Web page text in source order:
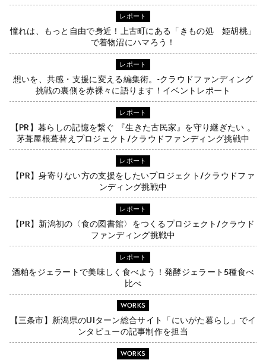
レポート
憧れは、もっと自由で身近！上古町にある「きもの処 姫胡桃」
で着物沼にハマろう！
レポート
想いを、共感・支援に変える編集術。-クラウドファンディング
挑戦の裏側を赤裸々に語ります！イベントレポート
レポート
【PR】暮らしの記憶を繋ぐ 『生きた古民家』を守り継ぎたい 。
茅葺屋根葺替えプロジェクト/クラウドファンディング挑戦中
レポート
【PR】身寄りない方の支援をしたいプロジェクト/クラウドファ
ンディング挑戦中
レポート
【PR】新潟初の〈食の図書館〉をつくるプロジェクト/クラウド
ファンディング挑戦中
レポート
酒粕をジェラートで美味しく食べよう！発酵ジェラート5種食べ
比べ
WORKS
【三条市】新潟県のUIターン総合サイト「にいがた暮らし」でイ
ンタビューの記事制作を担当
WORKS